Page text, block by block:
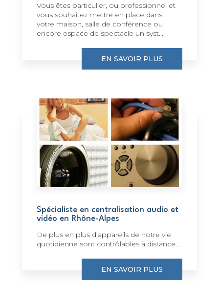
Vous êtes particulier, ou professionnel et
vous souhaitez mettre en place dans
votre maison, salle de conférence ou
encore espace de spectacle un syst...
EN SAVOIR PLUS
Spécialiste en centralisation audio et
vidéo en Rhône-Alpes
De plus en plus d’appareils de notre vie
quotidienne sont contrôlables à distance....
EN SAVOIR PLUS